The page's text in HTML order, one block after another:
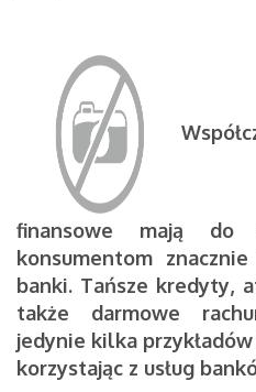
finansowe mają do
konsumentom
banki. Tańsze kredyty,
także darmowe
jedynie kilka
korzystając z usług